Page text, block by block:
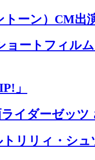
トーン）CM出
ョートフィル
」
ライダーゼッ
リリィ・シュ